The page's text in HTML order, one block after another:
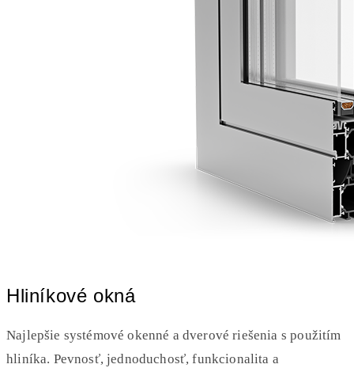
Hliníkové okná
Najlepšie systémové okenné a dverové riešenia s použitím
hliníka. Pevnosť, jednoduchosť, funkcionalita a